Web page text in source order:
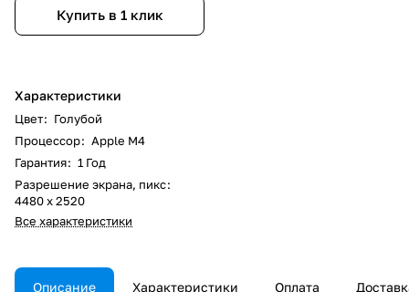
Купить в 1 клик
Характеристики
Цвет: Голубой
Процессор: Apple M4
Гарантия: 1 Год
Разрешение экрана, пикс:
4480 х 2520
Все характеристики
Описание Характеристики Оплата